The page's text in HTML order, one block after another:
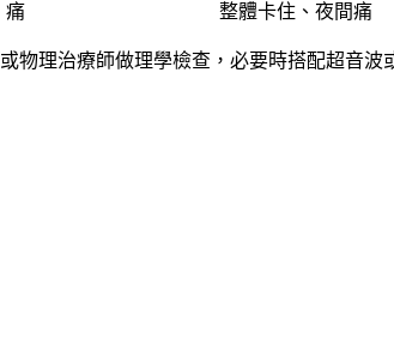
痛 整體卡住、夜間痛
物理治療師做理學檢查，必要時搭配超音波